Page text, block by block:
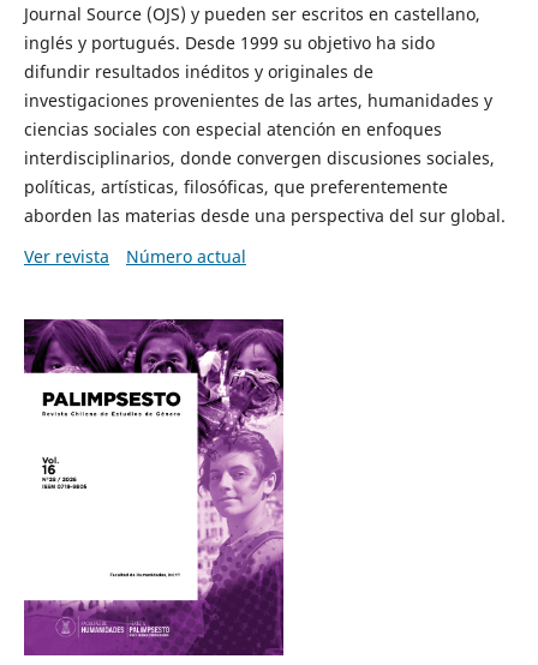
Journal Source (OJS) y pueden ser escritos en castellano,
inglés y portugués. Desde 1999 su objetivo ha sido
difundir resultados inéditos y originales de
investigaciones provenientes de las artes, humanidades y
ciencias sociales con especial atención en enfoques
interdisciplinarios, donde convergen discusiones sociales,
políticas, artísticas, filosóficas, que preferentemente
aborden las materias desde una perspectiva del sur global.
Ver revista
Número actual